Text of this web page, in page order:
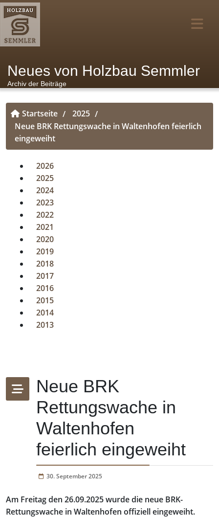
Neues von Holzbau Semmler
Archiv der Beiträge
Startseite / 2025 /
Neue BRK Rettungswache in Waltenhofen feierlich
eingeweiht
2026
2025
2024
2023
2022
2021
2020
2019
2018
2017
2016
2015
2014
2013
Neue BRK
Rettungswache in
Waltenhofen
feierlich eingeweiht
30. September 2025
Am Freitag den 26.09.2025 wurde die neue BRK-
Rettungswache in Waltenhofen offiziell eingeweiht.